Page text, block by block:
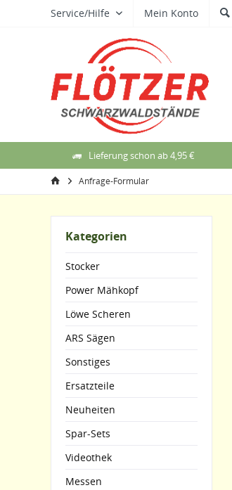
Service/Hilfe Mein Konto
Lieferung schon ab 4,95 €
Anfrage-Formular
Kategorien
Stocker
Power Mähkopf
Löwe Scheren
ARS Sägen
Sonstiges
Ersatzteile
Neuheiten
Spar-Sets
Videothek
Messen